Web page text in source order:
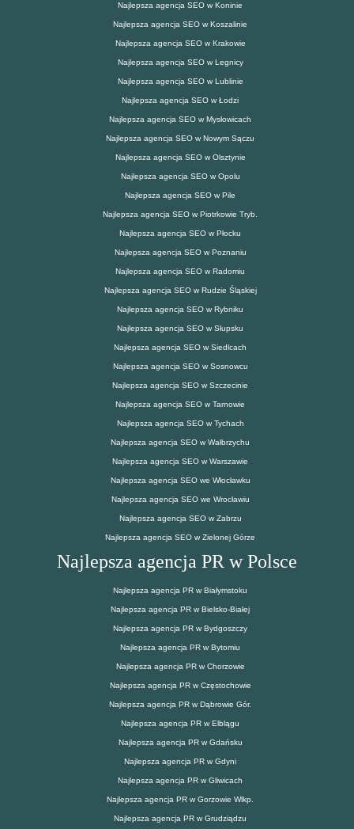
Najlepsza agencja SEO w Koninie
Najlepsza agencja SEO w Koszalinie
Najlepsza agencja SEO w Krakowie
Najlepsza agencja SEO w Legnicy
Najlepsza agencja SEO w Lublinie
Najlepsza agencja SEO w Łodzi
Najlepsza agencja SEO w Mysłowicach
Najlepsza agencja SEO w Nowym Sączu
Najlepsza agencja SEO w Olsztynie
Najlepsza agencja SEO w Opolu
Najlepsza agencja SEO w Pile
Najlepsza agencja SEO w Piotrkowie Tryb.
Najlepsza agencja SEO w Płocku
Najlepsza agencja SEO w Poznaniu
Najlepsza agencja SEO w Radomiu
Najlepsza agencja SEO w Rudzie Śląskiej
Najlepsza agencja SEO w Rybniku
Najlepsza agencja SEO w Słupsku
Najlepsza agencja SEO w Siedlcach
Najlepsza agencja SEO w Sosnowcu
Najlepsza agencja SEO w Szczecinie
Najlepsza agencja SEO w Tarnowie
Najlepsza agencja SEO w Tychach
Najlepsza agencja SEO w Wałbrzychu
Najlepsza agencja SEO w Warszawie
Najlepsza agencja SEO we Włocławku
Najlepsza agencja SEO we Wrocławiu
Najlepsza agencja SEO w Zabrzu
Najlepsza agencja SEO w Zielonej Górze
Najlepsza agencja PR w Polsce
Najlepsza agencja PR w Białymstoku
Najlepsza agencja PR w Bielsko-Białej
Najlepsza agencja PR w Bydgoszczy
Najlepsza agencja PR w Bytomiu
Najlepsza agencja PR w Chorzowie
Najlepsza agencja PR w Częstochowie
Najlepsza agencja PR w Dąbrowie Gór.
Najlepsza agencja PR w Elblągu
Najlepsza agencja PR w Gdańsku
Najlepsza agencja PR w Gdyni
Najlepsza agencja PR w Gliwicach
Najlepsza agencja PR w Gorzowie Wlkp.
Najlepsza agencja PR w Grudziądzu